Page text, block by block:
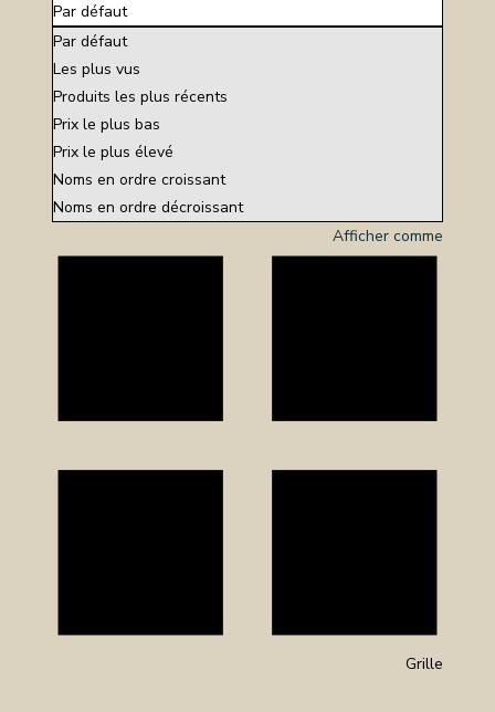
Par défaut
Par défaut
Les plus vus
Produits les plus récents
Prix le plus bas
Prix le plus élevé
Noms en ordre croissant
Noms en ordre décroissant
Afficher comme
Grille